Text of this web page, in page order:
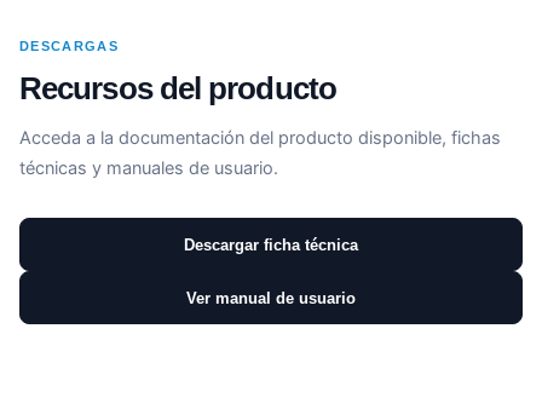
DESCARGAS
Recursos del producto
Acceda a la documentación del producto disponible, fichas
técnicas y manuales de usuario.
Descargar ficha técnica
Ver manual de usuario